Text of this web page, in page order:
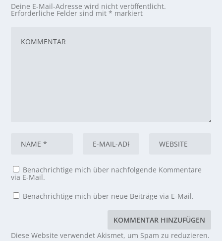
Deine E-Mail-Adresse wird nicht veröffentlicht.
Erforderliche Felder sind mit* markiert
Benachrichtige mich über nachfolgende Kommentare
via E-Mail.
Benachrichtige mich über neue Beiträge via E-Mail.
Diese Website verwendet Akismet, um Spam zu reduzieren.